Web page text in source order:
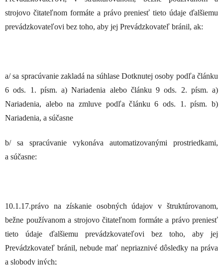
strojovo čitateľnom formáte a právo preniesť tieto údaje ďalšiemu
prevádzkovateľovi bez toho, aby jej Prevádzkovateľ bránil, ak:
a/ sa spracúvanie zakladá na súhlase Dotknutej osoby podľa článku
6 ods. 1. písm. a) Nariadenia alebo článku 9 ods. 2. písm. a)
Nariadenia, alebo na zmluve podľa článku 6 ods. 1. písm. b)
Nariadenia, a súčasne
b/ sa spracúvanie vykonáva automatizovanými prostriedkami,
a súčasne:
10.1.17.právo na získanie osobných údajov v štruktúrovanom,
bežne používanom a strojovo čitateľnom formáte a právo preniesť
tieto údaje ďalšiemu prevádzkovateľovi bez toho, aby jej
Prevádzkovateľ bránil, nebude mať nepriaznivé dôsledky na práva
a slobody iných;